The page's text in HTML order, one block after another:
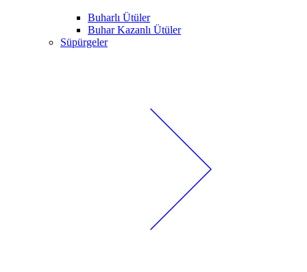
Buharlı Ütüler
Buhar Kazanlı Ütüler
Süpürgeler